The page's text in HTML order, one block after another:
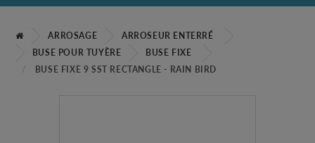
ARROSAGE
ARROSEUR ENTERRÉ
BUSE POUR TUYÈRE
BUSE FIXE
BUSE FIXE 9 SST RECTANGLE - RAIN BIRD